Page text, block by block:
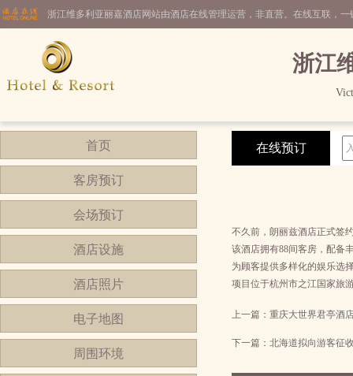
浙江维多利亚丽嘉酒店网站由酒店在线管理运营，非直营。在线互联，
浙江
首页
客房预订
会场预订
酒店设施
酒店照片
电子地图
周围环境
在线预订
不久前，朗丽兹酒店正式签
该酒店拥有88间客房，配备
为顾客提供多样化的娱乐选
项目位于杭州市之江国家旅
上一篇： 重庆大世界君亭酒
下一篇： 北海道拟向游客征